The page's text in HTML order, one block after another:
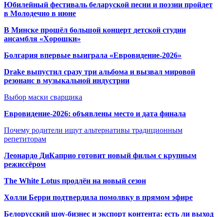
Юбилейный фестиваль беларуской песни и поэзии пройдет
в Молодечно в июне
В Минске прошёл большой концерт детской студии
ансамбля «Хорошки»
Болгария впервые выиграла «Евровидение-2026»
Drake выпустил сразу три альбома и вызвал мировой
резонанс в музыкальной индустрии
Выбор маски сварщика
Евровидение-2026: объявлены место и дата финала
Почему родители ищут альтернативы традиционным
репетиторам
Леонардо ДиКаприо готовит новый фильм с крупным
режиссёром
The White Lotus продлён на новый сезон
Холли Берри подтвердила помолвку в прямом эфире
Белорусский шоу-бизнес и экспорт контента: есть ли выход